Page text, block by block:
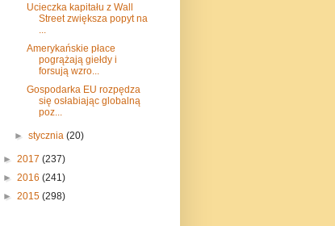
Ucieczka kapitału z Wall
Street zwiększa popyt na
Amerykańskie płace
pogrążają giełdy i
forsują wzro...
Gospodarka EU rozpędza
się osłabiając globalną
poz...
►stycznia(20)
► 2017 (237)
► 2016 (241)
► 2015 (298)